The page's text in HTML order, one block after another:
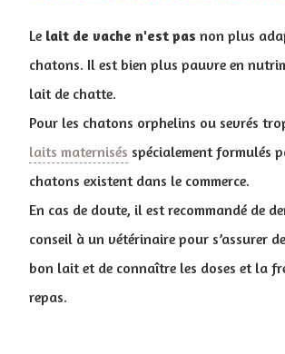
Le lait de vache n'est pas non plus
chatons. Il est bien plus pauvre en
lait de chatte.
Pour les chatons orphelins ou sevrés
laits maternisés spécialement formulés
chatons existent dans le commerce.
En cas de doute, il est recommandé de
conseil à un vétérinaire pour s’assurer
bon lait et de connaître les doses et la
repas.